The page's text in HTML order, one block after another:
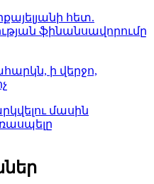
հետ.
ֆինանսավորումը
ի վերջո,
մասին